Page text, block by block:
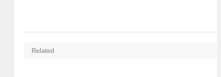
Related